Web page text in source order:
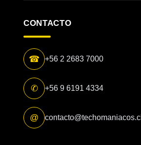
CONTACTO
☎ +56 2 2683 7000
✆ +56 9 6191 4334
@ contacto@techomaniacos.cl